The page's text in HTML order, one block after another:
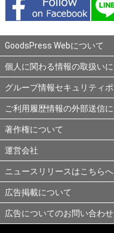
GoodsPress Webについて
個人に関わる情報の取扱い
グループ情報セキュリティ
ご利用履歴情報の外部送信
著作権について
運営会社
ニュースリリースはこちらへ
広告掲載について
広告についてのお問い合わせ